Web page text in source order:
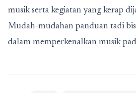
musik serta kegiatan yang kerap
Mudah-mudahan panduan tadi
dalam memperkenalkan musik